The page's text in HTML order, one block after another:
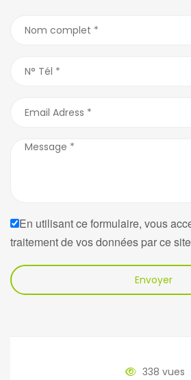
En utilisant ce formulaire, vous
traitement de vos données par ce site
Envoyer
338 vues